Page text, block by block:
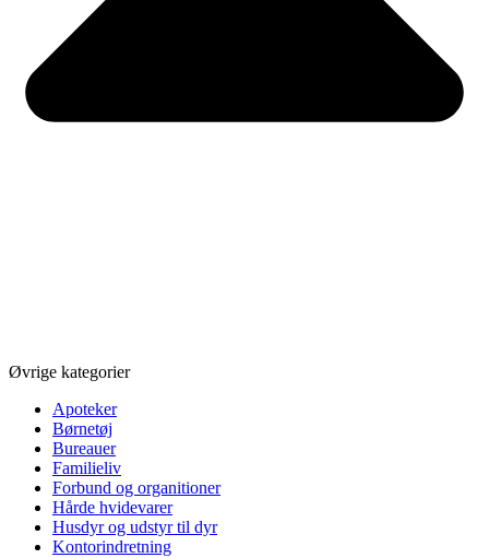
Øvrige kategorier
Apoteker
Børnetøj
Bureauer
Familieliv
Forbund og organitioner
Hårde hvidevarer
Husdyr og udstyr til dyr
Kontorindretning